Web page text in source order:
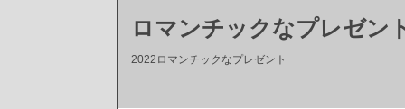
ロマンチックなプレゼン
2022ロマンチックなプレゼント